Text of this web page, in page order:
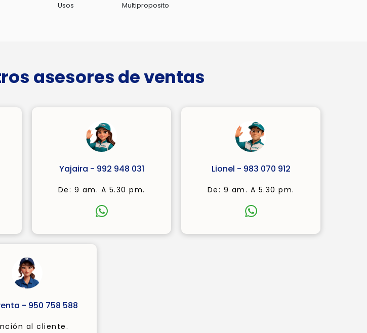
Usos
Multiproposito
asesores de ventas
Yajaira - 992 948 031
De: 9 am. A 5.30 pm.
Lionel - 983 070 912
De: 9 am. A 5.30 pm.
- 950 758 588
al cliente.